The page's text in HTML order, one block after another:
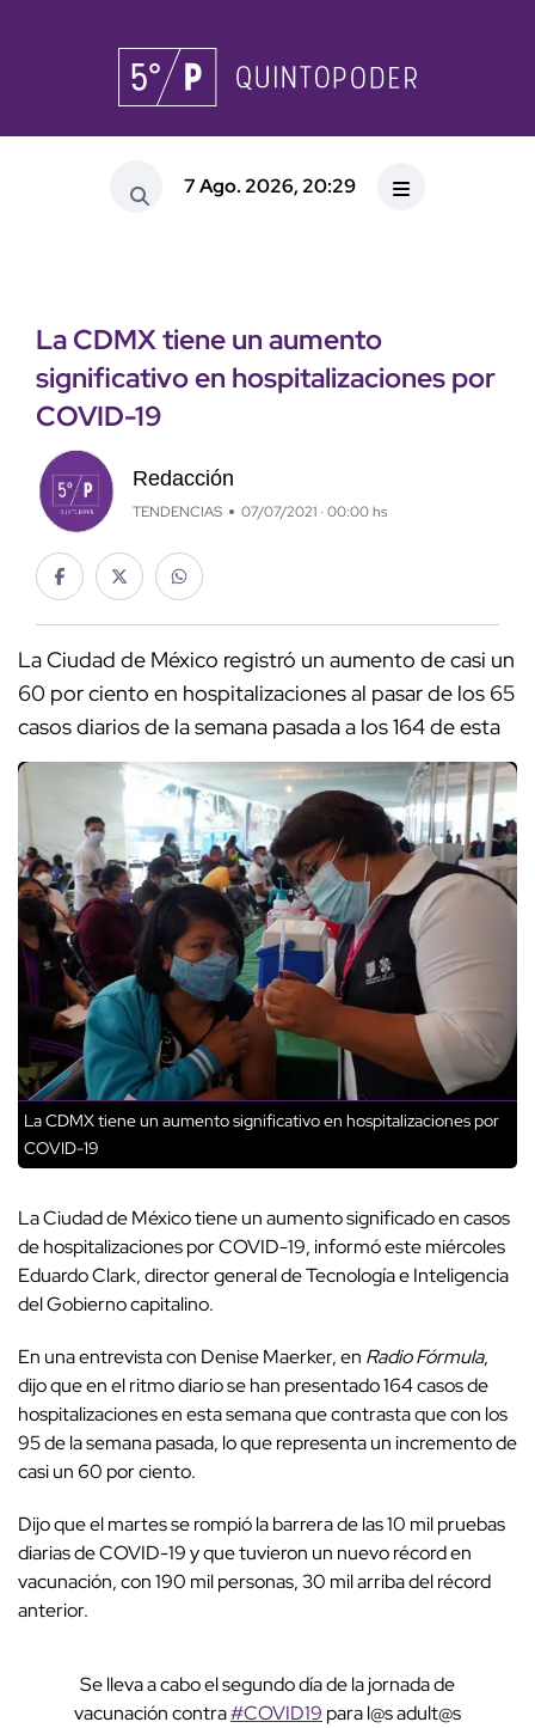
7 Ago. 2026, 20:29
La CDMX tiene un aumento
significativo en hospitalizaciones por
COVID-19
Redacción
TENDENCIAS 07/07/2021 · 00:00 hs
La Ciudad de México registró un aumento de casi un
60 por ciento en hospitalizaciones al pasar de los 65
casos diarios de la semana pasada a los 164 de esta
La CDMX tiene un aumento significativo en hospitalizaciones por
COVID-19
La Ciudad de México tiene un aumento significado en casos
de hospitalizaciones por COVID-19, informó este miércoles
Eduardo Clark, director general de Tecnología e Inteligencia
del Gobierno capitalino.
En una entrevista con Denise Maerker, en Radio Fórmula,
dijo que en el ritmo diario se han presentado 164 casos de
hospitalizaciones en esta semana que contrasta que con los
95 de la semana pasada, lo que representa un incremento de
casi un 60 por ciento.
Dijo que el martes se rompió la barrera de las 10 mil pruebas
diarias de COVID-19 y que tuvieron un nuevo récord en
vacunación, con 190 mil personas, 30 mil arriba del récord
anterior.
Se lleva a cabo el segundo día de la jornada de
vacunación contra#COVID19 para l@s adult@s